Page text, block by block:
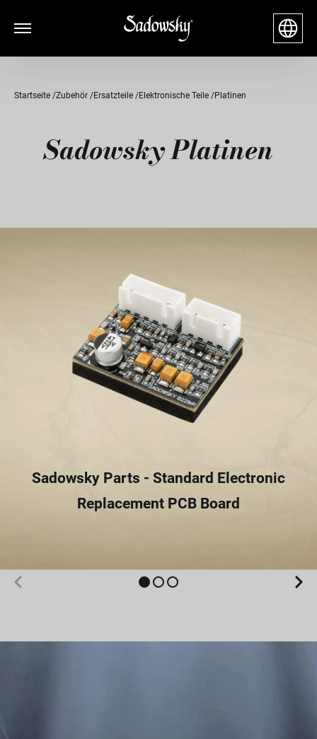
Startseite Zubehör Ersatzteile Elektronische Teile Platinen
Sadowsky Platinen
Sadowsky Parts - Standard Electronic
Replacement PCB Board